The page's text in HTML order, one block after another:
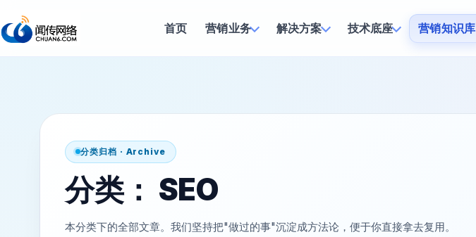
首页 营销业务 解决方案 技术底座 营销知识库
分类归档 · Archive
分类： SEO
本分类下的全部文章。我们坚持把"做过的事"沉淀成方法论，便于你直接拿去复用。